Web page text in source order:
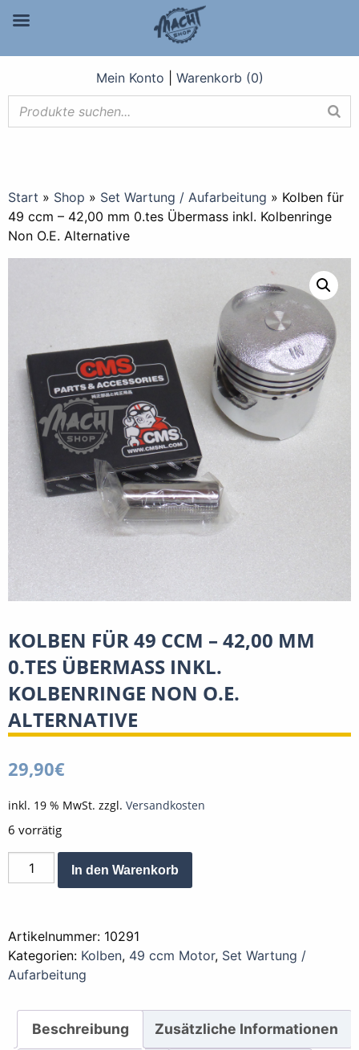
Mein Konto Warenkorb (0)
Start » Shop » Set Wartung / Aufarbeitung » Kolben für
49 ccm – 42,00 mm 0.tes Übermass inkl. Kolbenringe
Non O.E. Alternative
KOLBEN FÜR 49 CCM – 42,00 MM
0.TES ÜBERMASS INKL.
KOLBENRINGE NON O.E.
ALTERNATIVE
29,90€
inkl. 19 % MwSt. zzgl. Versandkosten
6 vorrätig
Kolben
für
-
42,00
mm
Übermass
In den Warenkorb
Artikelnummer: 10291
Kategorien: Kolben, 49 ccm Motor, Set Wartung /
Aufarbeitung
Beschreibung Zusätzliche Informationen